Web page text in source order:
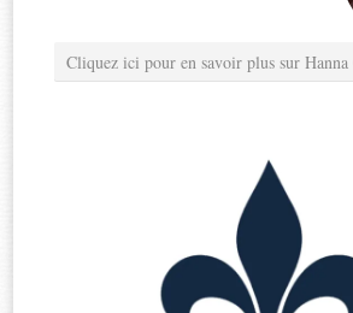
Cliquez ici pour en savoir plus sur Hanna